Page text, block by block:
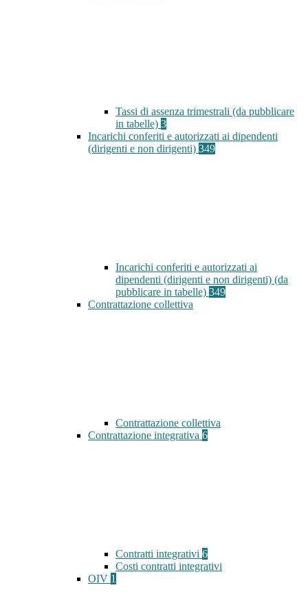
Tassi di assenza trimestrali (da pubblicare
in tabelle) 3
Incarichi conferiti e autorizzati ai dipendenti
(dirigenti e non dirigenti) 349
Incarichi conferiti e autorizzati ai
dipendenti (dirigenti e non dirigenti) (da
pubblicare in tabelle) 349
Contrattazione collettiva
Contrattazione collettiva
Contrattazione integrativa 6
Contratti integrativi 6
Costi contratti integrativi
OIV 1